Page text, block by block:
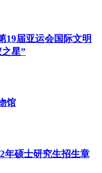
19届亚运会国际文明
星”
馆
年硕士研究生招生章